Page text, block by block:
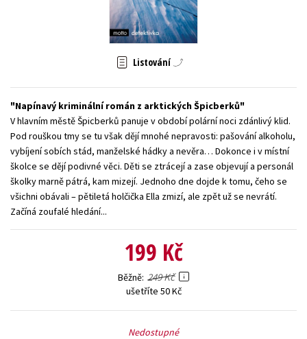
Zahraniční literatura
Listování
Napínavý kriminální román z arktických Špicberků
V hlavním městě Špicberků panuje v období polární noci zdánlivý klid.
Pod rouškou tmy se tu však dějí mnohé nepravosti: pašování alkoholu,
vybíjení sobích stád, manželské hádky a nevěra… Dokonce i v místní
školce se dějí podivné věci. Děti se ztrácejí a zase objevují a personál
školky marně pátrá, kam mizejí. Jednoho dne dojde k tomu, čeho se
všichni obávali – pětiletá holčička Ella zmizí, ale zpět už se nevrátí.
Začíná zoufalé hledání...
199 Kč
Běžně 249 Kč
ušetříte 50 Kč
Nedostupné